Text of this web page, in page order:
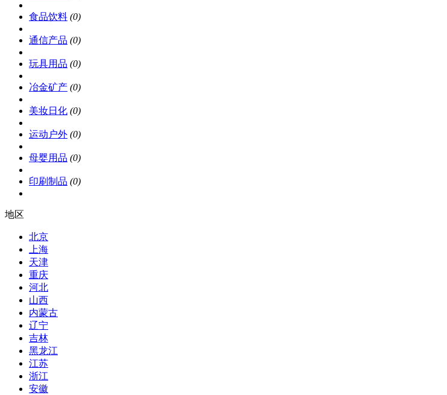
食品饮料 (0)
通信产品 (0)
玩具用品 (0)
冶金矿产 (0)
美妆日化 (0)
运动户外 (0)
母婴用品 (0)
印刷制品 (0)
地区
北京
上海
天津
重庆
河北
山西
内蒙古
辽宁
吉林
黑龙江
江苏
浙江
安徽